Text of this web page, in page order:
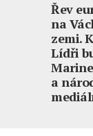
Řev
na
zemi.
Lídři
a